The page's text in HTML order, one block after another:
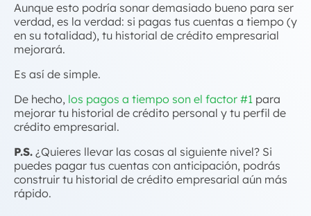
Aunque esto podría sonar demasiado bueno para ser
verdad, es la verdad: si pagas tus cuentas a tiempo (y
en su totalidad), tu historial de crédito empresarial
mejorará.
Es así de simple.
De hecho, los pagos a tiempo son el factor #1 para
mejorar tu historial de crédito personal y tu perfil de
crédito empresarial.
P.S. ¿Quieres llevar las cosas al siguiente nivel? Si
puedes pagar tus cuentas con anticipación, podrás
construir tu historial de crédito empresarial aún más
rápido.